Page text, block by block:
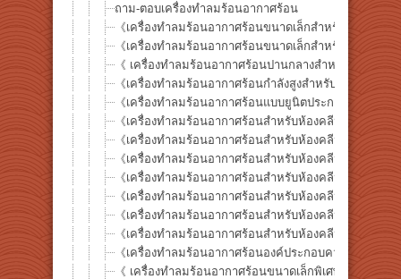
ถาม-ตอบเครื่องทำลมร้อนอากาศร้อน
《เครื่องทำลมร้อนอากาศร้อนขนาดเล็กสำหรับอุณหภูมิสูง
《เครื่องทำลมร้อนอากาศร้อนขนาดเล็กสำหรับอุณหภูมิสูง
《 เครื่องทำลมร้อนอากาศร้อนปานกลางสำหรับอุณหภูมิสู
《เครื่องทำลมร้อนอากาศร้อนกำลังสูงสำหรับอุณหภูมิสูง
《เครื่องทำลมร้อนอากาศร้อนแบบยูนิตประกอบขนาดให
《เครื่องทำลมร้อนอากาศร้อนสำหรับห้องคลีนรูมและเซมิ
《เครื่องทำลมร้อนอากาศร้อนสำหรับห้องคลีนรูมและเซมิ
《เครื่องทำลมร้อนอากาศร้อนสำหรับห้องคลีนรูมและเซมิ
《เครื่องทำลมร้อนอากาศร้อนสำหรับห้องคลีนรูมและเซมิ
《เครื่องทำลมร้อนอากาศร้อนสำหรับห้องคลีนรูมและเซมิ
《เครื่องทำลมร้อนอากาศร้อนสำหรับห้องคลีนรูมและเซมิ
《เครื่องทำลมร้อนอากาศร้อนสำหรับห้องคลีนรูมและเซมิ
《เครื่องทำลมร้อนอากาศร้อนองค์ประกอบความร้อนแพ
《 เครื่องทำลมร้อนอากาศร้อนขนาดเล็กพิเศษ 》 ABH-4D